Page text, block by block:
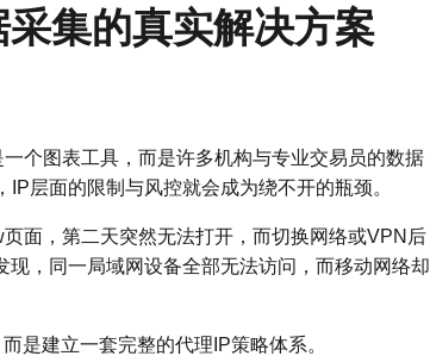
集的真实解决方案
个图表工具，而是许多机构与专业交易员的数据
层面的限制与风控就会成为绕不开的瓶颈。
面，第二天突然无法打开，而切换网络或VPN后
，同一局域网设备全部无法访问，而移动网络却
是建立一套完整的代理IP策略体系。